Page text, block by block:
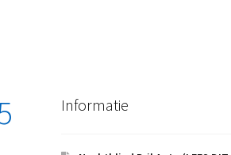
Informatie